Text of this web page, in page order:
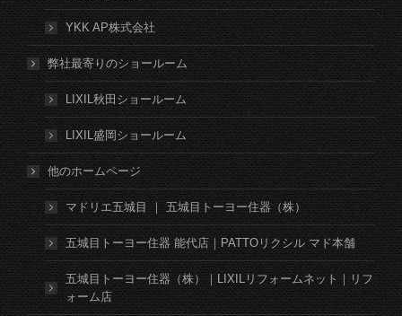
YKK AP株式会社
弊社最寄りのショールーム
LIXIL秋田ショールーム
LIXIL盛岡ショールーム
他のホームページ
マドリエ五城目 ｜ 五城目トーヨー住器（株）
五城目トーヨー住器 能代店｜PATTOリクシル マド本舗
五城目トーヨー住器（株）｜LIXILリフォームネット｜リフ
ォーム店